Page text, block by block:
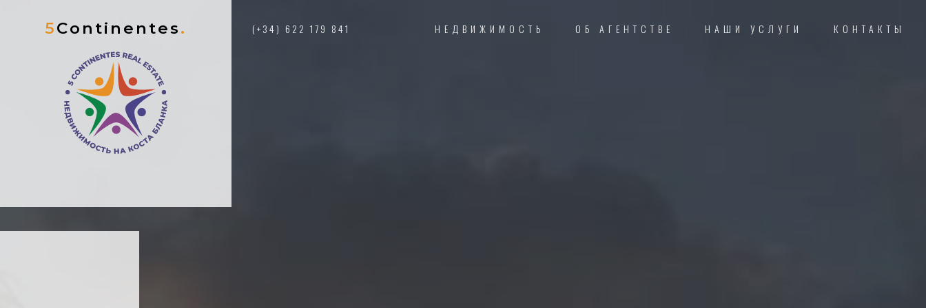
5Continentes. (+34) 622 179 841 НЕДВИЖИМОСТЬ ОБ АГЕНТСТВЕ НАШИ УСЛУГИ КОНТАКТЫ